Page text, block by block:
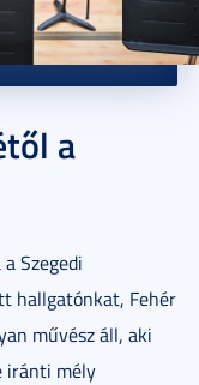
a
Szegedi
hallgatónkat, Fehér
művész áll, aki
iránti mély